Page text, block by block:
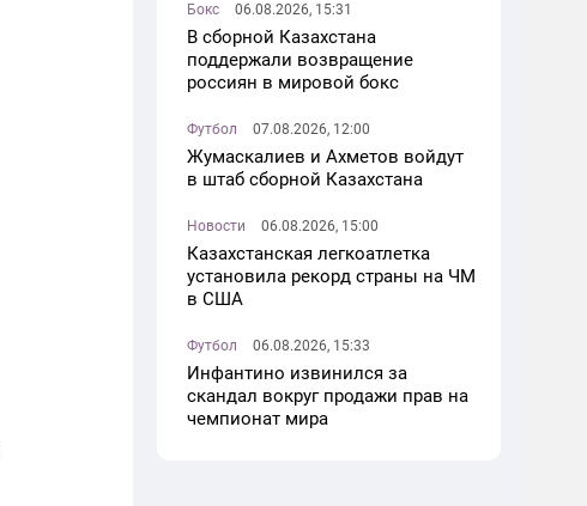
Бокс 06.08.2026, 15:31
В сборной Казахстана
поддержали возвращение
россиян в мировой бокс
Футбол 07.08.2026, 12:00
Жумаскалиев и Ахметов войдут
в штаб сборной Казахстана
Новости 06.08.2026, 15:00
Казахстанская легкоатлетка
установила рекорд страны на ЧМ
в США
Футбол 06.08.2026, 15:33
Инфантино извинился за
скандал вокруг продажи прав на
чемпионат мира